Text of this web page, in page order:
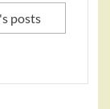
posts